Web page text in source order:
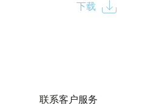
下载
联系客户服务